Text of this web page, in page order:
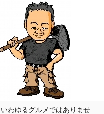
わゆるグルメではありませ